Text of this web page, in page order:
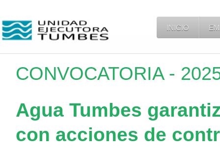
INICIO
CONVOCATORIA -
Agua Tumbes
con acciones de